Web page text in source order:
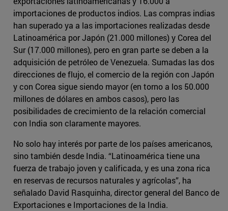
importaciones de productos indios. Las compras indias
han superado ya a las importaciones realizadas desde
Latinoamérica por Japón (21.000 millones) y Corea del
Sur (17.000 millones), pero en gran parte se deben a la
adquisición de petróleo de Venezuela. Sumadas las dos
direcciones de flujo, el comercio de la región con Japón
y con Corea sigue siendo mayor (en torno a los 50.000
millones de dólares en ambos casos), pero las
posibilidades de crecimiento de la relación comercial
con India son claramente mayores.
No solo hay interés por parte de los países americanos,
sino también desde India. “Latinoamérica tiene una
fuerza de trabajo joven y calificada, y es una zona rica
en reservas de recursos naturales y agrícolas”, ha
señalado David Rasquinha, director general del Banco de
Exportaciones e Importaciones de la India.